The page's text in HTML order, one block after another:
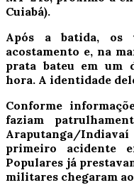
Cuiabá).
Após a batida, os
acostamento e, na
prata bateu em um
hora. A identidade
Conforme
faziam
Araputanga/
primeiro acidente
Populares já
militares chegaram